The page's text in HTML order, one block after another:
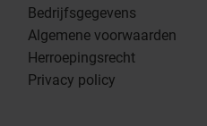
Bedrijfsgegevens
Algemene voorwaarden
Herroepingsrecht
Privacy policy